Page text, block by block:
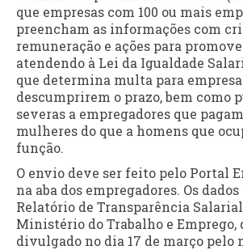
que empresas com 100 ou mais
preencham as informações com
remuneração e ações para
atendendo à Lei da Igualdade
que determina multa para
descumprirem o prazo, bem como
severas a empregadores que
mulheres do que a homens que
função.
O envio deve ser feito pelo Portal
na aba dos empregadores. Os
Relatório de Transparência
Ministério do Trabalho e Emprego,
divulgado no dia 17 de março pelo